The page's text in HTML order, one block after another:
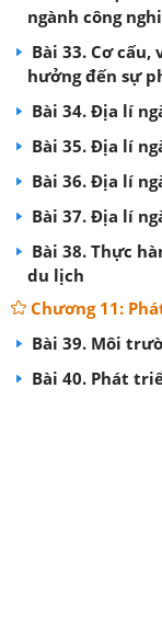
ngành công
Bài 33. Cơ
hưởng đến sự
Bài 34. Địa lí
Bài 35. Địa lí
Bài 36. Địa lí
Bài 37. Địa lí
Bài 38. Thực
du lịch
Chương 11:
Bài 39. Môi
Bài 40. Phát